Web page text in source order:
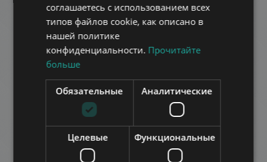
SZONDI UTCA
Цена:79.900.000 HUF
ДОБАВИТЬ В СПИСОК
SPANISH
RUSSIAN
соглашаетесь с использованием всех
типов файлов cookie, как описано в
нашей политике
конфиденциальности. Прочитайте
больше
Обязательные Аналитические
Целевые Функциональные